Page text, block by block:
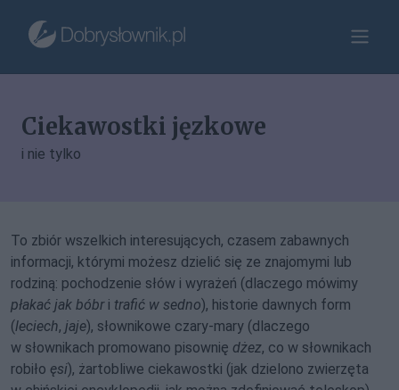
Ciekawostki jęzkowe
i nie tylko
To zbiór wszelkich interesujących, czasem zabawnych
informacji, którymi możesz dzielić się ze znajomymi lub
rodziną: pochodzenie słów i wyrażeń (dlaczego mówimy
płakać jak bóbri trafić w sedno), historie dawnych form
(leciech, jaje), słownikowe czary-mary (dlaczego
w słownikach promowano pisownię dżez, co w słownikach
robiło ęsi), żartobliwe ciekawostki (jak dzielono zwierzęta